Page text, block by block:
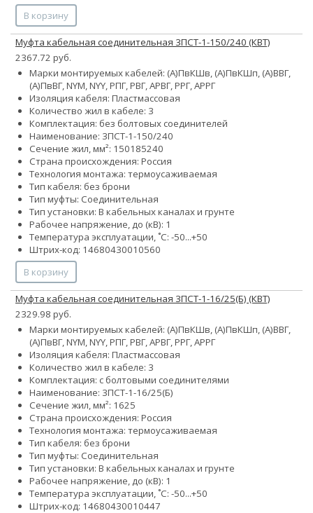
В корзину
Муфта кабельная соединительная 3ПСТ-1-150/240 (КВТ)
2367.72 руб.
Марки монтируемых кабелей: (А)ПвКШв, (А)ПвКШп, (А)ВВГ,
(А)ПвВГ, NYM, NYY, РПГ, РВГ, АРВГ, РРГ, АРРГ
Изоляция кабеля: Пластмассовая
Количество жил в кабеле: 3
Комплектация: без болтовых соединителей
Наименование: 3ПСТ-1-150/240
Сечение жил, мм²: 150185240
Страна происхождения: Россия
Технология монтажа: термоусаживаемая
Тип кабеля: без брони
Тип муфты: Соединительная
Тип установки: В кабельных каналах и грунте
Рабочее напряжение, до (кВ): 1
Температура эксплуатации, ˚С: -50...+50
Штрих-код: 14680430010560
В корзину
Муфта кабельная соединительная 3ПСТ-1-16/25(Б) (КВТ)
2329.98 руб.
Марки монтируемых кабелей: (А)ПвКШв, (А)ПвКШп, (А)ВВГ,
(А)ПвВГ, NYM, NYY, РПГ, РВГ, АРВГ, РРГ, АРРГ
Изоляция кабеля: Пластмассовая
Количество жил в кабеле: 3
Комплектация: с болтовыми соединителями
Наименование: 3ПСТ-1-16/25(Б)
Сечение жил, мм²: 1625
Страна происхождения: Россия
Технология монтажа: термоусаживаемая
Тип кабеля: без брони
Тип муфты: Соединительная
Тип установки: В кабельных каналах и грунте
Рабочее напряжение, до (кВ): 1
Температура эксплуатации, ˚С: -50...+50
Штрих-код: 14680430010447